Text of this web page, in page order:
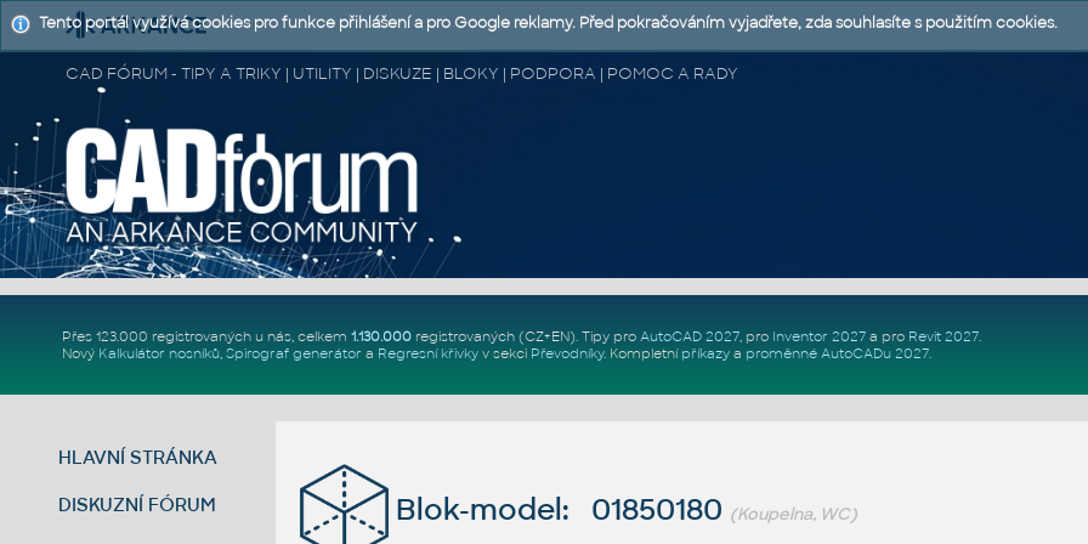
CAD FÓRUM - TIPY A TRIKY | UTILITY | DISKUZE | BLOKY | PODPORA | POMOC A RADY
Přes 123.000 registrovaných u nás, celkem 1.130.000registrovaných (CZ+EN). Tipy pro AutoCAD 2027, pro Inventor 2027a pro Revit 2027.
Nový Kalkulátor nosníků, Spirograf generátor a Regresní křivkyv sekci Převodníky. Kompletní příkazya proměnné AutoCADu 2027.
HLAVNÍ STRÁNKA
DISKUZNÍ FÓRUM Blok-model: 01850180 (Koupelna, WC)
Tento portál využívá cookies pro funkce přihlášení a pro Google reklamy. Před pokračováním vyjadřete, zda souhlasíte s použitím cookies.